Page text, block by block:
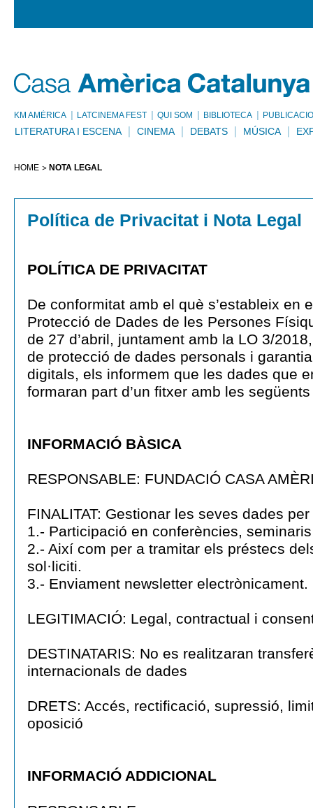
KM AMÈRICA LATCINEMA FEST QUI SOM BIBLIOTECA
LITERATURA I ESCENA CINEMA DEBATS MÚSICA
HOME NOTA LEGAL
Política de Privacitat i Nota Legal
POLÍTICA DE PRIVACITAT
De conformitat amb el què s’estableix en
Protecció de Dades de les Persones
de 27 d’abril, juntament amb la LO 3/
de protecció de dades personals i
digitals, els informem que les dades que
formaran part d’un fitxer amb les
INFORMACIÓ BÀSICA
RESPONSABLE: FUNDACIÓ CASA
FINALITAT: Gestionar les seves dades
1.- Participació en conferències,
2.- Així com per a tramitar els préstecs
sol·liciti.
3.- Enviament newsletter electrònicament.
LEGITIMACIÓ: Legal, contractual i
DESTINATARIS: No es realitzaran
internacionals de dades
DRETS: Accés, rectificació, supressió,
oposició
INFORMACIÓ ADDICIONAL